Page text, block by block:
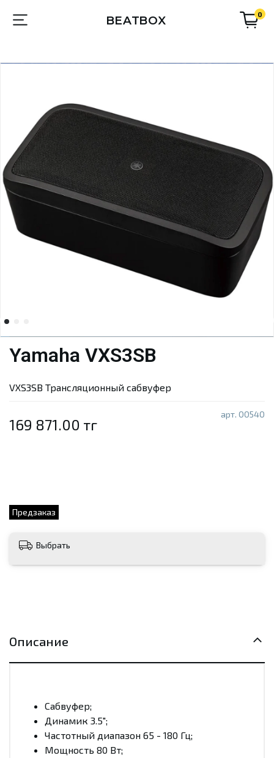
BEATBOX 0
арт. 00540
Предзаказ
Yamaha VXS3SB
169 871.00 тг
VXS3SB Трансляционный сабвуфер
Выбрать
Описание
Сабвуфер;
Динамик 3.5";
Частотный диапазон 65 - 180 Гц;
Мощность 80 Вт;